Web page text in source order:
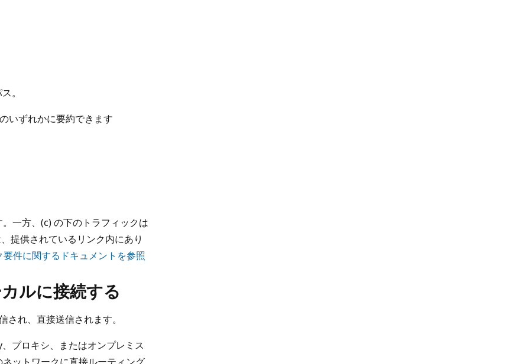
。
いずれかに要約できます
一方、(c) の下のトラフィックは
提供されているリンク内にあり
要件に関するドキュメントを参照
ルに接続する
れ、直接送信されます。
プロキシ、またはオンプレミス
ットワークに直接ルーティング